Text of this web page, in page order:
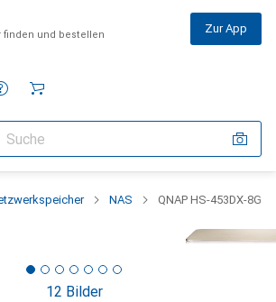
finden und bestellen Zur App
NAS QNAP HS-453DX-8G
12 Bilder